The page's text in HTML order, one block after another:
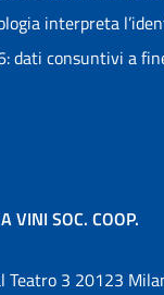
interpreta
dati consuntivi a
VINI SOC. COOP.
Teatro 3 20123